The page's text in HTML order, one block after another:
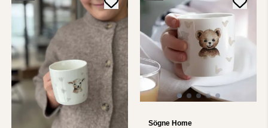
Sögne Home